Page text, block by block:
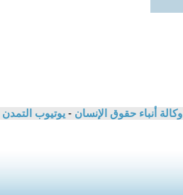
وكالة أنباء حقوق الإنسان - يوتيوب التمدن